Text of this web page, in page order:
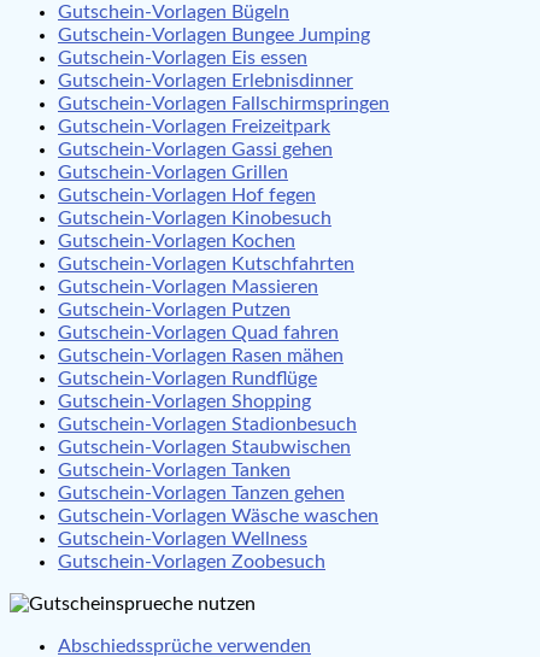
Gutschein-Vorlagen Bügeln
Gutschein-Vorlagen Bungee Jumping
Gutschein-Vorlagen Eis essen
Gutschein-Vorlagen Erlebnisdinner
Gutschein-Vorlagen Fallschirmspringen
Gutschein-Vorlagen Freizeitpark
Gutschein-Vorlagen Gassi gehen
Gutschein-Vorlagen Grillen
Gutschein-Vorlagen Hof fegen
Gutschein-Vorlagen Kinobesuch
Gutschein-Vorlagen Kochen
Gutschein-Vorlagen Kutschfahrten
Gutschein-Vorlagen Massieren
Gutschein-Vorlagen Putzen
Gutschein-Vorlagen Quad fahren
Gutschein-Vorlagen Rasen mähen
Gutschein-Vorlagen Rundflüge
Gutschein-Vorlagen Shopping
Gutschein-Vorlagen Stadionbesuch
Gutschein-Vorlagen Staubwischen
Gutschein-Vorlagen Tanken
Gutschein-Vorlagen Tanzen gehen
Gutschein-Vorlagen Wäsche waschen
Gutschein-Vorlagen Wellness
Gutschein-Vorlagen Zoobesuch
Abschiedssprüche verwenden